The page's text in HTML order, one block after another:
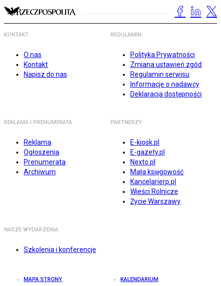
KONTAKT
O nas
Kontakt
Napisz do nas
REGULAMIN
Polityka Prywatności
Zmiana ustawień zgód
Regulamin serwisu
Informacje o nadawcy
Deklaracja dostępności
REKLAMA I PRENUMERATA
Reklama
Ogłoszenia
Prenumerata
Archiwum
PARTNERZY
E-kiosk.pl
E-gazety.pl
Nexto.pl
Mała księgowość
Kancelarierp.pl
Wieści Rolnicze
Życie Warszawy
NASZE WYDARZENIA
Szkolenia i konferencje
MAPA STRONY KALENDARIUM